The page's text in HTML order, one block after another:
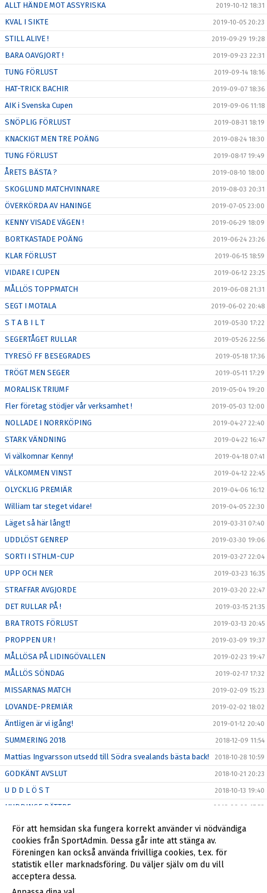
ALLT HÄNDE MOT ASSYRISKA 2019-10-12 18:31
KVAL I SIKTE 2019-10-05 20:23
STILL ALIVE ! 2019-09-29 19:28
BARA OAVGJORT ! 2019-09-23 22:31
TUNG FÖRLUST 2019-09-14 18:16
HAT-TRICK BACHIR 2019-09-07 18:36
AIK i Svenska Cupen 2019-09-06 11:18
SNÖPLIG FÖRLUST 2019-08-31 18:19
KNACKIGT MEN TRE POÄNG 2019-08-24 18:30
TUNG FÖRLUST 2019-08-17 19:49
ÅRETS BÄSTA ? 2019-08-10 18:00
SKOGLUND MATCHVINNARE 2019-08-03 20:31
ÖVERKÖRDA AV HANINGE 2019-07-05 23:00
KENNY VISADE VÄGEN ! 2019-06-29 18:09
BORTKASTADE POÄNG 2019-06-24 23:26
KLAR FÖRLUST 2019-06-15 18:59
VIDARE I CUPEN 2019-06-12 23:25
MÅLLÖS TOPPMATCH 2019-06-08 21:31
SEGT I MOTALA 2019-06-02 20:48
S T A B I L T 2019-05-30 17:22
SEGERTÅGET RULLAR 2019-05-26 22:56
TYRESÖ FF BESEGRADES 2019-05-18 17:36
TRÖGT MEN SEGER 2019-05-11 17:29
MORALISK TRIUMF 2019-05-04 19:20
Fler företag stödjer vår verksamhet ! 2019-05-03 12:00
NOLLADE I NORRKÖPING 2019-04-27 22:40
STARK VÄNDNING 2019-04-22 16:47
Vi välkomnar Kenny! 2019-04-18 07:41
VÄLKOMMEN VINST 2019-04-12 22:45
OLYCKLIG PREMIÄR 2019-04-06 16:12
William tar steget vidare! 2019-04-05 22:30
Läget så här långt! 2019-03-31 07:40
UDDLÖST GENREP 2019-03-30 19:06
SORTI I STHLM-CUP 2019-03-27 22:04
UPP OCH NER 2019-03-23 16:35
STRAFFAR AVGJORDE 2019-03-20 22:47
DET RULLAR PÅ ! 2019-03-15 21:35
BRA TROTS FÖRLUST 2019-03-13 20:45
PROPPEN UR ! 2019-03-09 19:37
MÅLLÖSA PÅ LIDINGÖVALLEN 2019-02-23 19:47
MÅLLÖS SÖNDAG 2019-02-17 17:32
MISSARNAS MATCH 2019-02-09 15:23
LOVANDE-PREMIÄR 2019-02-02 18:02
Äntligen är vi igång! 2019-01-12 20:40
SUMMERING 2018 2018-12-09 11:54
Mattias Ingvarsson utsedd till Södra svealands bästa back! 2018-10-28 10:59
GODKÄNT AVSLUT 2018-10-21 20:23
U D D L Ö S T 2018-10-13 19:40
HUDDINGE BÄTTRE 2018-09-29 17:59
MÅLSKYTT UR SPEL 2018-09-25 15:17
HANINGE EFFEKTIVAST 2018-09-22 21:09
Klart med ny tränare för de kommande åren. 2017-11-28 06:37
För att hemsidan ska fungera korrekt använder vi nödvändiga
cookies från SportAdmin. Dessa går inte att stänga av.
Föreningen kan också använda frivilliga cookies, t.ex. för
statistik eller marknadsföring. Du väljer själv om du vill
acceptera dessa.